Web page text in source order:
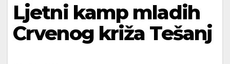
Ljetni kamp mladih
Crvenog križa Tešanj